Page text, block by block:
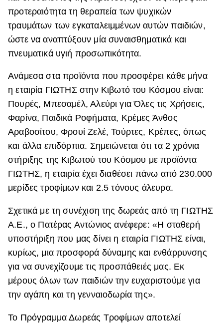
Market News
προτεραιότητα τη θεραπεία των ψυχικών
τραυμάτων των εγκαταλειμμένων αυτών παιδιών,
ώστε να αναπτύξουν μία συναισθηματικά και
πνευματικά υγιή προσωπικότητα.
Ανάμεσα στα προϊόντα που προσφέρει κάθε μήνα
η εταιρία ΓΙΩΤΗΣ στην Κιβωτό του Κόσμου είναι:
Πουρές, Μπεσαμέλ, Αλεύρι για Όλες τις Χρήσεις,
Φαρίνα, Παιδικά Ροφήματα, Κρέμες Άνθος
Αραβοσίτου, Φρουί Ζελέ, Τούρτες, Κρέπες, όπως
και άλλα επιδόρπια. Σημειώνεται ότι τα 2 χρόνια
στήριξης της Κιβωτού του Κόσμου με προϊόντα
ΓΙΩΤΗΣ, η εταιρία έχει διαθέσει πάνω από 230.000
μερίδες τροφίμων και 2.5 τόνους άλευρα.
Σχετικά με τη συνέχιση της δωρεάς από τη ΓΙΩΤΗΣ
Α.Ε., ο Πατέρας Αντώνιος ανέφερε: «Η σταθερή
υποστήριξη που μας δίνει η εταιρία ΓΙΩΤΗΣ είναι,
κυρίως, μια προσφορά δύναμης και ενθάρρυνσης
για να συνεχίζουμε τις προσπάθειές μας. Εκ
μέρους όλων των παιδιών την ευχαριστούμε για
την αγάπη και τη γενναιοδωρία της».
Το Πρόγραμμα Δωρεάς Τροφίμων αποτελεί